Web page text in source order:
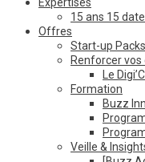
15 ans 15
Offres
Start-up Packs
Renforcer vos
Le
Formation
Buzz
Veille &